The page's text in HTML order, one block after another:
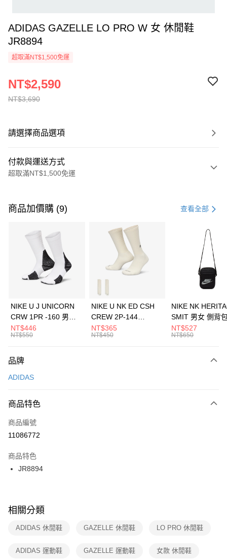
ADIDAS GAZELLE LO PRO W 女 休閒鞋
JR8894
超取滿NT$1,500免運
NT$3,690
NT$2,590
請選擇商品選項
付款與運送方式
超取滿NT$1,500免運
信用卡一次付款
3 期 0 利率 每期 21家銀行
合作金庫商業銀行
第一商業銀行
華南商業銀行
彰化商業銀行
上海商業儲蓄銀行
元大商業銀行
台灣樂天信用卡公司
Apple Pay
全盈+PAY
AFTEE先享後付
【關於「AFTEE先享後付」】
便利好安心！
３．安心：先確認商品／服務後，再付款。
【「AFTEE先享後付」結帳流程】
１．於結帳方式選擇「AFTEE先享後付」後，將跳轉至「AFTEE先享後付」
２．訂單成立數日內，您將收到繳費通知簡訊。
３．收到繳費通知簡訊後14天內，點擊此簡訊中的連結，可透過四大超商／
ATM／網路銀行／等多元方式進行付款，方視為交易完成。
※ 交易是否成功請以「AFTEE先享後付 」之結帳頁面顯示為準，若有關於
是否繳費成功／繳費後需取消欲退款等相關疑問，請聯繫「AFTEE先享後付
客戶支援中心」https://netprotections.freshdesk.com/support/home
１．透過由恩沛科技股份有限公司提供之「AFTEE先享後付」服務完成之交
運送方式
每筆NT$100，滿NT$1,500(含以上)免運費
宅配
每筆NT$100，滿NT$1,500(含以上)免運費
付款後門市自取
每筆NT$100，滿NT$1,500(含以上)免運費
商品加價購 (9) 查看全部
NIKE U J UNICORN
CRW 1PR -160 男女
中統襪 FZ3393100
NT$446
NT$550
NIKE U NK ED CSH
CREW 2P-144
EMBRDY 男女 短統襪
FZ3073133
NT$365
NT$450
NIKE NK
SMIT 男女 側背
BA5871010
NT$527
NT$650
品牌
ADIDAS
商品特色
商品編號
11086772
商品特色
JR8894
相關分類
ADIDAS 休閒鞋 GAZELLE 休閒鞋 LO PRO 休閒鞋
ADIDAS 運動鞋 GAZELLE 運動鞋 女款 休閒鞋